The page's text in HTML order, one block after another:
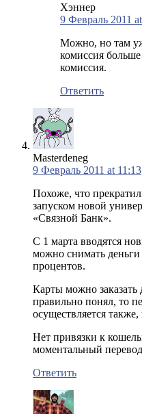
Хэннер
9 Февраль 2011
Можно, но там
комиссия
комиссия.
Ответить
Masterdeneg
9 Февраль 2011 at 11:13
Похоже, что
запуском новой
«Связной Банк».
С 1 марта вводятся
можно снимать
процентов.
Карты можно заказать
правильно понял, то
осуществляется
Нет привязки к
моментальный
Ответить